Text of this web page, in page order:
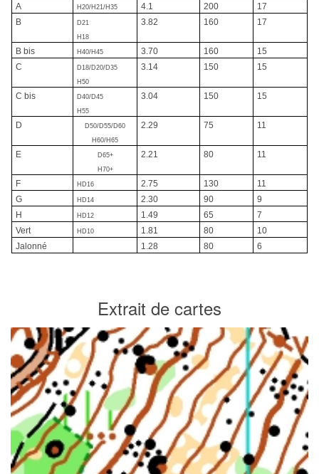
A
H20/H21/H35 4.1 200
17
B
D21
H18
3.82 160 17
B bis H40/H45 3.70 160
15
C
D18/D20/D35
H50
3.14 150 15
C bis
D40/D45
H55
3.04 150 15
D
D50/D55/D60
H60/H65
2.29 75 11
E
D65+
H70+
2.21 80 11
F HD16 2.75 130
11
G
HD14 2.30 90
9
H
HD12 1.49 65
7
Vert
HD10 1.81 80
10
Jalonné
1.28 80 6
Extrait de cartes